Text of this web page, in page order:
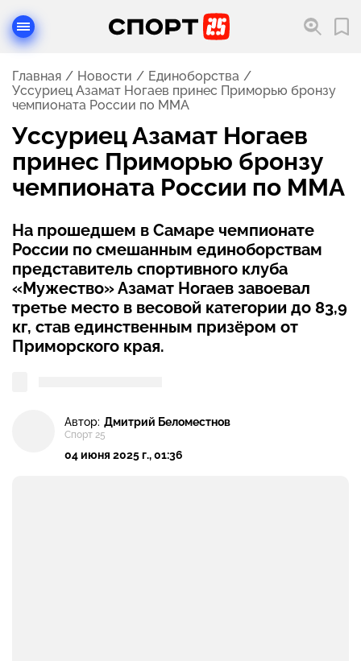
Главная Новости
Единоборства
Уссуриец Азамат Ногаев принес Приморью бронзу
чемпионата России по ММА
Уссуриец Азамат Ногаев
принес Приморью бронзу
чемпионата России по ММА
На прошедшем в Самаре чемпионате
России по смешанным единоборствам
представитель спортивного клуба
«Мужество» Азамат Ногаев завоевал
третье место в весовой категории до 83,9
кг, став единственным призёром от
Приморского края.
Автор: Дмитрий Беломестнов
Спорт 25
04 июня 2025 г., 01:36